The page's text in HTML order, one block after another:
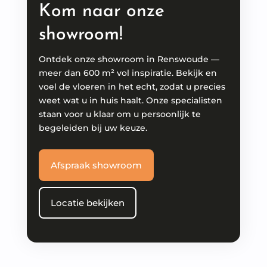
Kom naar onze
showroom!
Ontdek onze showroom in Renswoude —
meer dan 600 m² vol inspiratie. Bekijk en
voel de vloeren in het echt, zodat u precies
weet wat u in huis haalt. Onze specialisten
staan voor u klaar om u persoonlijk te
begeleiden bij uw keuze.
Afspraak showroom
Locatie bekijken